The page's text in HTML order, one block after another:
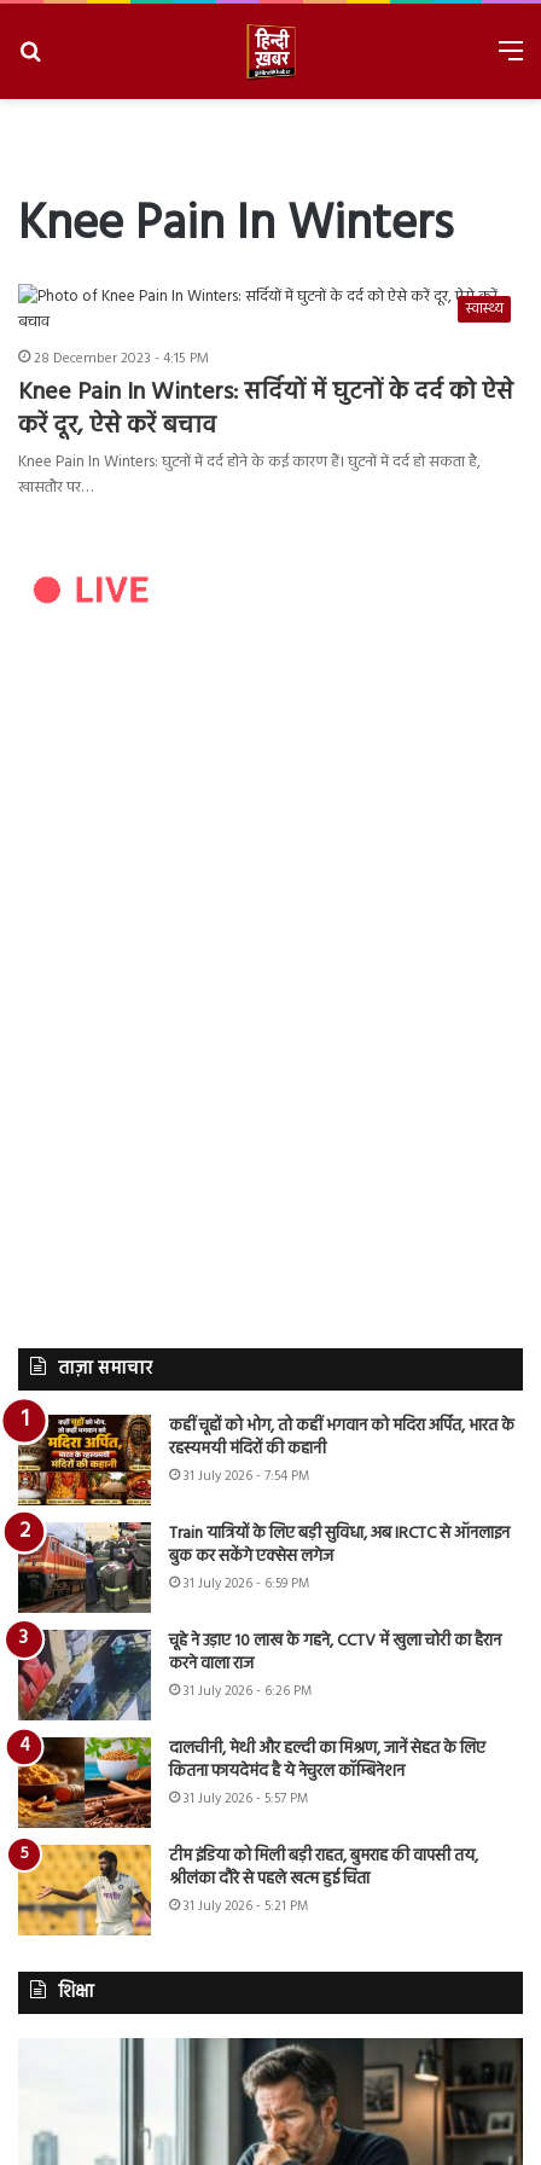
Knee Pain In Winters
स्वास्थ्य
28 December 2023 - 4:15 PM
Knee Pain In Winters: सर्दियों में घुटनों के दर्द को ऐसे
करें दूर, ऐसे करें बचाव
Knee Pain In Winters: घुटनों में दर्द होने के कई कारण हैं। घुटनों में दर्द हो सकता है,
खासतौर पर…
ताज़ा समाचार
कहीं चूहों को भोग, तो कहीं भगवान को मदिरा अर्पित, भारत के
रहस्यमयी मंदिरों की कहानी
31 July 2026 - 7:54 PM
Train यात्रियों के लिए बड़ी सुविधा, अब IRCTC से ऑनलाइन
बुक कर सकेंगे एक्सेस लगेज
31 July 2026 - 6:59 PM
चूहे ने उड़ाए 10 लाख के गहने, CCTV में खुला चोरी का हैरान
करने वाला राज
31 July 2026 - 6:26 PM
दालचीनी, मेथी और हल्दी का मिश्रण, जानें सेहत के लिए
कितना फायदेमंद है ये नेचुरल कॉम्बिनेशन
31 July 2026 - 5:57 PM
टीम इंडिया को मिली बड़ी राहत, बुमराह की वापसी तय,
श्रीलंका दौरे से पहले खत्म हुई चिंता
31 July 2026 - 5:21 PM
शिक्षा